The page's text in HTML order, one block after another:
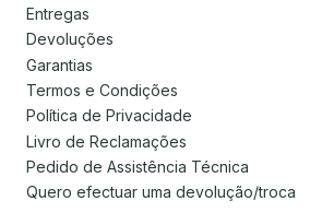
Entregas
Devoluções
Garantias
Termos e Condições
Política de Privacidade
Livro de Reclamações
Pedido de Assistência Técnica
Quero efectuar uma devolução/troca